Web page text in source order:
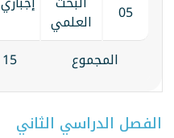
05 العلمي
المجموع 15 ساعة
الفصل الدراسي الثاني